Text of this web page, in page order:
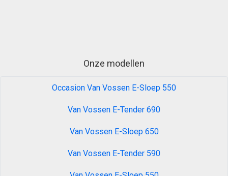
Onze modellen
Occasion Van Vossen E-Sloep 550
Van Vossen E-Tender 690
Van Vossen E-Sloep 650
Van Vossen E-Tender 590